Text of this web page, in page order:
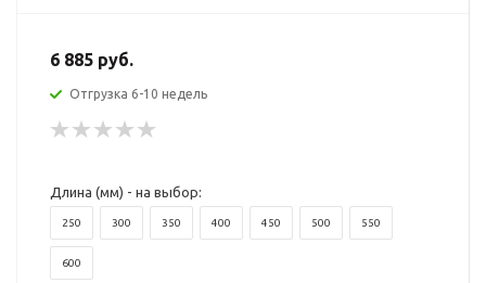
6 885 руб.
Отгрузка 6-10 недель
Длина (мм) - на выбор:
250 300 350 400 450 500 550
600